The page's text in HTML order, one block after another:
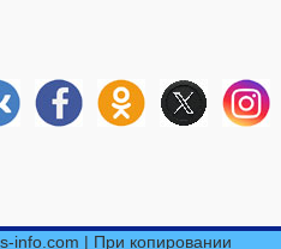
info.com | При копировании